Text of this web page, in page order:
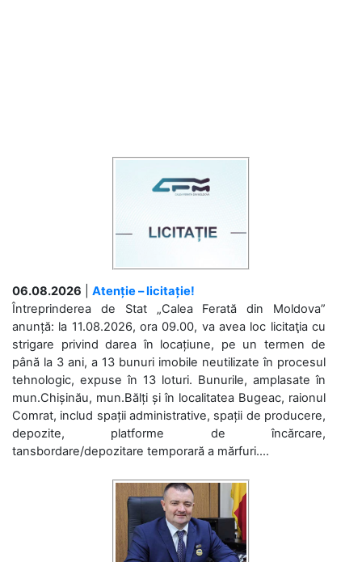
06.08.2026
Atenție – licitație!
Întreprinderea de Stat „Calea Ferată din Moldova”
anunță: la 11.08.2026, ora 09.00, va avea loc licitaţia cu
strigare privind darea în locațiune, pe un termen de
până la 3 ani, a 13 bunuri imobile neutilizate în procesul
tehnologic, expuse în 13 loturi. Bunurile, amplasate în
mun.Chișinău, mun.Bălți și în localitatea Bugeac, raionul
Comrat, includ spații administrative, spații de producere,
depozite, platforme de încărcare,
tansbordare/depozitare temporară a mărfuri....